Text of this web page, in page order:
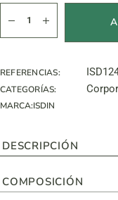
REFERENCIAS:
CATEGORÍAS:
MARCA:ISDIN
DESCRIPCIÓN
COMPOSICIÓN